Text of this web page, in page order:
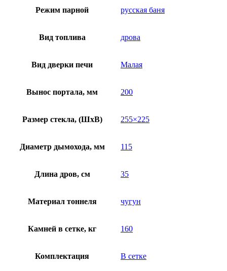
Режим парной русская баня
Вид топлива дрова
Вид дверки печи Малая
Вынос портала, мм 200
Размер стекла, (ШхВ) 255×225
Диаметр дымохода, мм 115
Длина дров, см 35
Материал тоннеля чугун
Камней в сетке, кг 160
Комплектация В сетке